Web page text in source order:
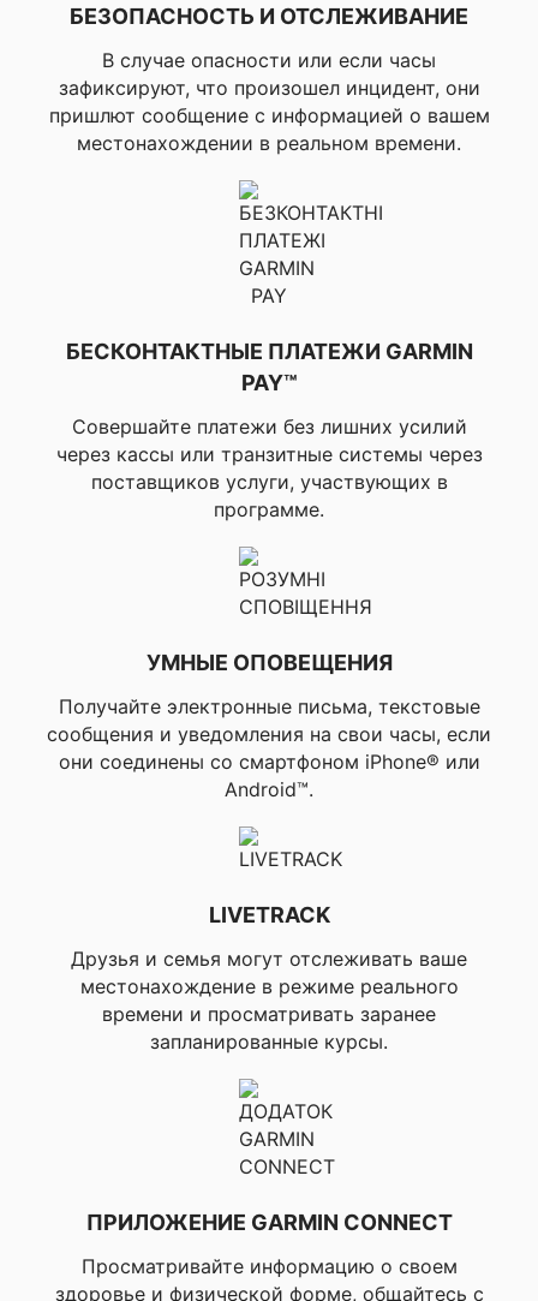
▸Автоотдых (только
▸Уведомление о
времени и расстоянии,
▸Уведомление о темпе
(только для бассейна),
▸Таймер обратного
▸Критическая
скорость плавания,
▸Отслеживание пульса
внешнего HRM (в
отдыха, статистика
интервалов и сеансов)
✔ ФУНКЦИИ
АКТИВНОСТИ ДЕТЕЙ
Приложение TOE-TO-
TOE Challenges
БЕЗОПАСНОСТЬ И ОТСЛЕЖИВАНИЕ
В случае опасности или если часы
зафиксируют, что произошел инцидент, они
пришлют сообщение с информацией о вашем
местонахождении в реальном времени.
БЕСКОНТАКТНЫЕ ПЛАТЕЖИ GARMIN
PAY™
Совершайте платежи без лишних усилий
через кассы или транзитные системы через
поставщиков услуги, участвующих в
программе.
УМНЫЕ ОПОВЕЩЕНИЯ
Получайте электронные письма, текстовые
сообщения и уведомления на свои часы, если
они соединены со смартфоном iPhone® или
Android™.
LIVETRACK
Друзья и семья могут отслеживать ваше
местонахождение в режиме реального
времени и просматривать заранее
запланированные курсы.
ПРИЛОЖЕНИЕ GARMIN CONNECT
Просматривайте информацию о своем
здоровье и физической форме, общайтесь с